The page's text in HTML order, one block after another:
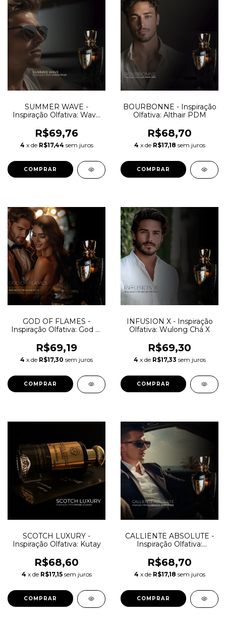
SUMMER WAVE -
Inspiração Olfativa: Wave
R$69,76
4 x de R$17,44 sem juros
COMPRAR
BOURBONNE - Inspiração
Olfativa: Althair PDM
R$68,70
4 x de R$17,18 sem juros
COMPRAR
GOD OF FLAMES -
Inspiração Olfativa: God of
R$69,19
4 x de R$17,30 sem juros
COMPRAR
INFUSION X - Inspiração
Olfativa: Wulong Chá X
R$69,30
4 x de R$17,33 sem juros
COMPRAR
SCOTCH LUXURY -
Inspiração Olfativa: Kutay
R$68,60
4 x de R$17,15 sem juros
COMPRAR
CALLIENTE ABSOLUTE -
Inspiração Olfativa:
Initio Parfums
R$68,70
4 x de R$17,18 sem juros
COMPRAR